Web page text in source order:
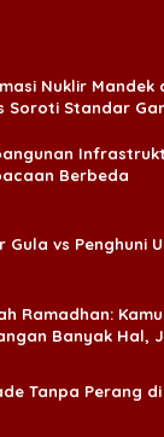
Nuklir Mandek
Soroti Standar
Berbeda
Gula vs Penghuni
Ramadhan:
Banyak Hal,
Tanpa Perang